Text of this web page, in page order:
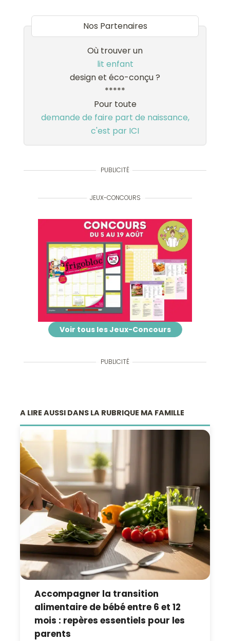
Nos Partenaires
Où trouver un
lit enfant
design et éco-conçu ?
*****
Pour toute
demande de faire part de naissance,
c'est par ICI
PUBLICITÉ
JEUX-CONCOURS
Voir tous les Jeux-Concours
PUBLICITÉ
A LIRE AUSSI DANS LA RUBRIQUE MA FAMILLE
Accompagner la transition
alimentaire de bébé entre 6 et 12
mois : repères essentiels pour les
parents